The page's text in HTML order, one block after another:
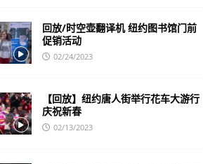
回放/时空壶翻译机 纽约图书馆门前
促销活动
02/24/2023
【回放】纽约唐人街举行花车大游行
庆祝新春
02/13/2023